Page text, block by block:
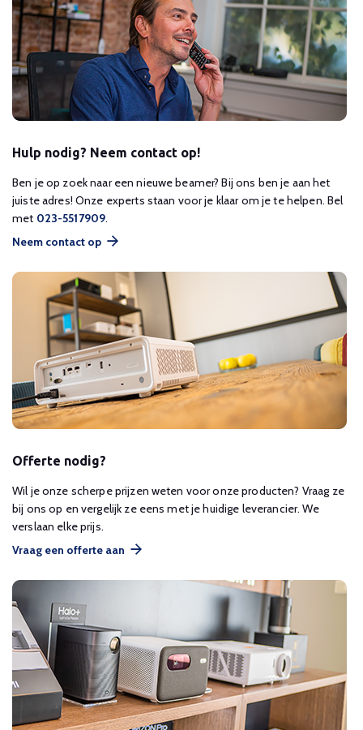
Hulp nodig? Neem contact op!
Ben je op zoek naar een nieuwe beamer? Bij ons ben je aan het
juiste adres! Onze experts staan voor je klaar om je te helpen. Bel
met 023-5517909.
Neem contact op
Offerte nodig?
Wil je onze scherpe prijzen weten voor onze producten? Vraag ze
bij ons op en vergelijk ze eens met je huidige leverancier. We
verslaan elke prijs.
Vraag een offerte aan